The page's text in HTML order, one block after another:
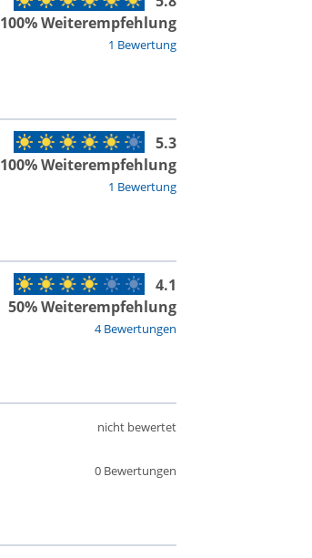
1 Bewertung
100% Weiterempfehlung
1 Bewertung
5.3
100% Weiterempfehlung
4 Bewertungen
4.1
50% Weiterempfehlung
0 Bewertungen
nicht bewertet